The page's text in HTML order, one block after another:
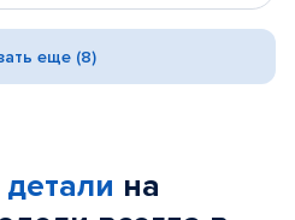
еще (8)
на